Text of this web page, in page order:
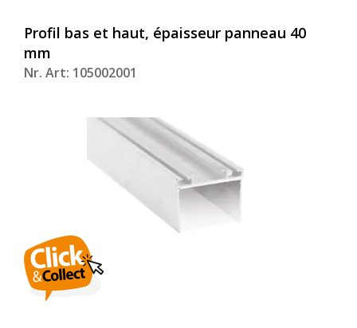
Profil bas et haut, épaisseur panneau 40
mm
Nr. Art: 105002001